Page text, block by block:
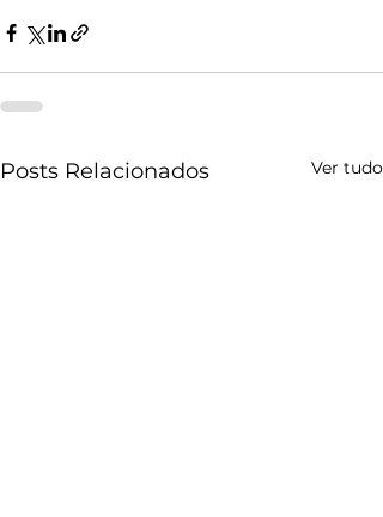
Posts Relacionados Ver tudo